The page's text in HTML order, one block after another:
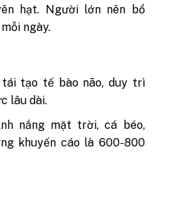
hạt. Người lớn nên bổ
ngày.
tạo tế bào não, duy trì
lâu dài.
nắng mặt trời, cá béo,
khuyến cáo là 600-800